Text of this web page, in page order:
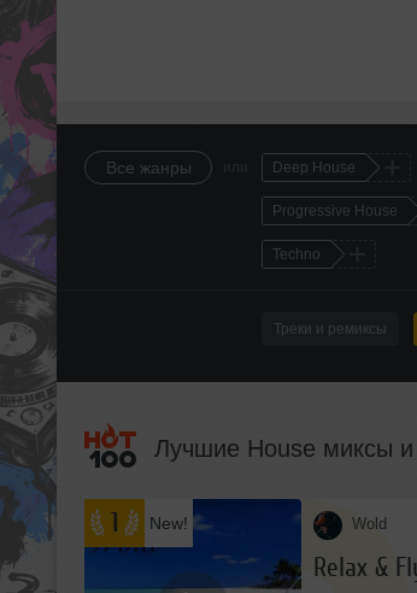
Все жанры Deep House
Progressive House
Techno
Треки и ремиксы
Лучшие House миксы
1 New! Wold
Relax &